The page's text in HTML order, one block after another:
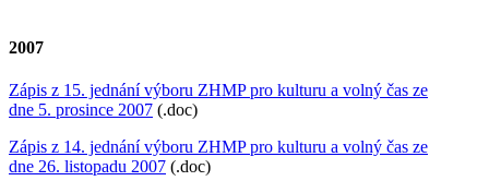
2007
Zápis z 15. jednání výboru ZHMP pro kulturu a volný čas ze
dne 5. prosince 2007 (.doc)
Zápis z 14. jednání výboru ZHMP pro kulturu a volný čas ze
dne 26. listopadu 2007 (.doc)